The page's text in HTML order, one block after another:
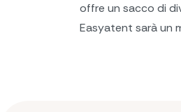
offre un sacco di
Easyatent sarà un